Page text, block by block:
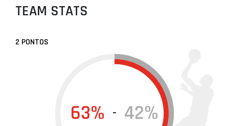
TEAM STATS
2 PONTOS
63% - 42%